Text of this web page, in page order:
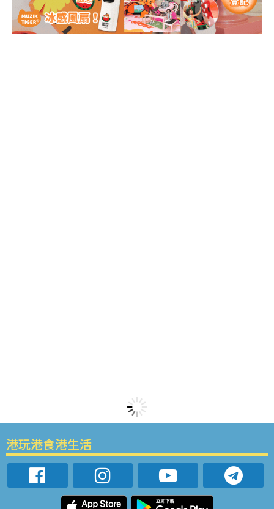
港玩港食港生活